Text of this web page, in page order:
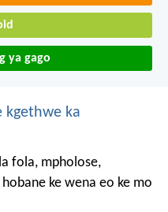
ya gago
kgethwe ka
fola, mpholose,
hobane ke wena eo ke mo